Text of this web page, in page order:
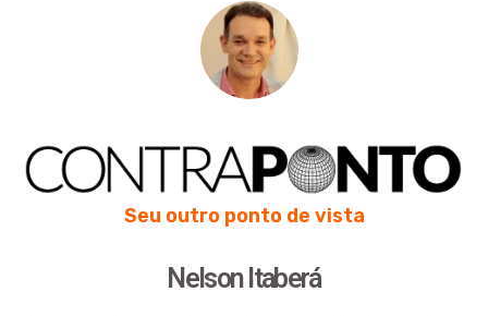
Seu outro ponto de vista
Nelson Itaberá